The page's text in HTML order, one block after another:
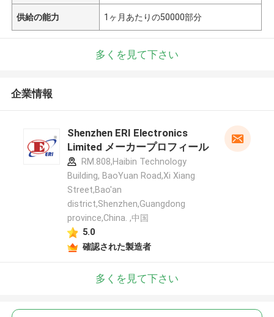
供給の能力 1ヶ月あたりの50000部分
多くを見て下さい
企業情報
Shenzhen ERI Electronics
Limited メーカープロフィール
RM.808,Haibin Technology
Building, BaoYuan Road,Xi Xiang
Street,Bao'an
district,Shenzhen,Guangdong
province,China. ,中国
5.0
確認された製造者
多くを見て下さい